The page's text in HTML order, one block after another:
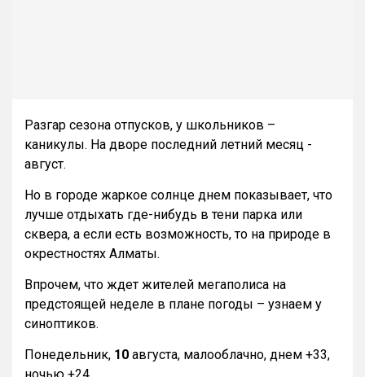
Разгар сезона отпусков, у школьников –
каникулы. На дворе последний летний месяц -
август.
Но в городе жаркое солнце днем показывает, что
лучше отдыхать где-нибудь в тени парка или
сквера, а если есть возможность, то на природе в
окрестностях Алматы.
Впрочем, что ждет жителей мегаполиса на
предстоящей неделе в плане погоды – узнаем у
синоптиков.
Понедельник, 10 августа, малооблачно, днем +33,